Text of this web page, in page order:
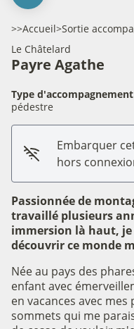
>>Accueil>Sortie
Le Châtelard
Payre Agathe
Type
pédestre
Embarquer
hors
Passionnée de
travaillé plusieurs
immersion là haut, je
découvrir ce monde
Née au pays des
enfant avec
en vacances avec
sommets qui me